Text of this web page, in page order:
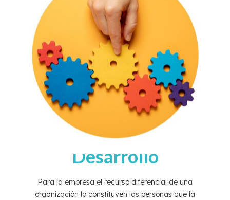
Desarrollo
Para la empresa el recurso diferencial de una
organización lo constituyen las personas que la